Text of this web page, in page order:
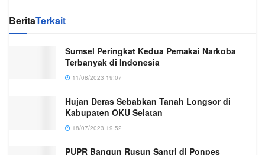
BeritaTerkait
Sumsel Peringkat Kedua Pemakai Narkoba
Terbanyak di Indonesia
11/08/2023 19:07
Hujan Deras Sebabkan Tanah Longsor di
Kabupaten OKU Selatan
18/07/2023 19:52
PUPR Bangun Rusun Santri di Ponpes